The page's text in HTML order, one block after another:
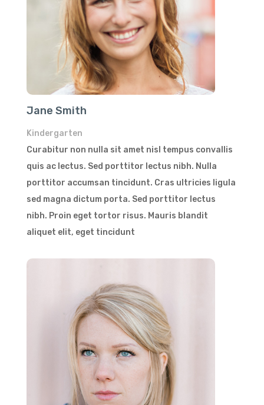
Jane Smith
Kindergarten
Curabitur non nulla sit amet nisl tempus convallis
quis ac lectus. Sed porttitor lectus nibh. Nulla
porttitor accumsan tincidunt. Cras ultricies ligula
sed magna dictum porta. Sed porttitor lectus
nibh. Proin eget tortor risus. Mauris blandit
aliquet elit, eget tincidunt